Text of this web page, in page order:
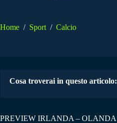
Home / Sport / Calcio
Cosa troverai in questo articolo:
PREVIEW IRLANDA – OLANDA